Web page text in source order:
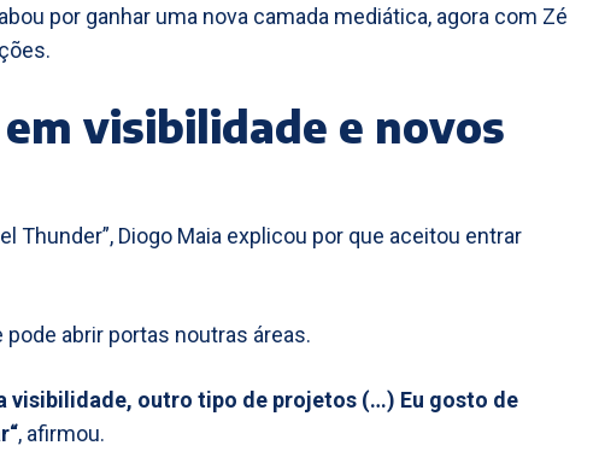
por ganhar uma nova camada mediática, agora com Zé
visibilidade e novos
Thunder”, Diogo Maia explicou por que aceitou entrar
abrir portas noutras áreas.
visibilidade, outro tipo de projetos (…) Eu gosto de
, afirmou.